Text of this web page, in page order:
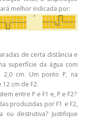
melhor indicada por:
de certa distância e
superfície da água com
cm. Um ponto P, na
cm de F2.
entre P e F1 e, P e F2?
produzidas por F1 e F2,
ou destrutiva? Justifique